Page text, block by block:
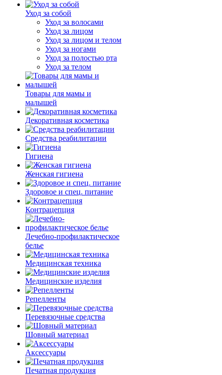
Уход за собой
Уход за волосами
Уход за лицом
Уход за лицом и телом
Уход за ногами
Уход за полостью рта
Уход за телом
Товары для мамы и
малышей
Декоративная косметика
Средства реабилитации
Гигиена
Женская гигиена
Здоровое и спец. питание
Контрацепция
Лечебно-профилактическое
белье
Медицинская техника
Медицинские изделия
Репелленты
Перевязочные средства
Шовный материал
Аксессуары
Печатная продукция